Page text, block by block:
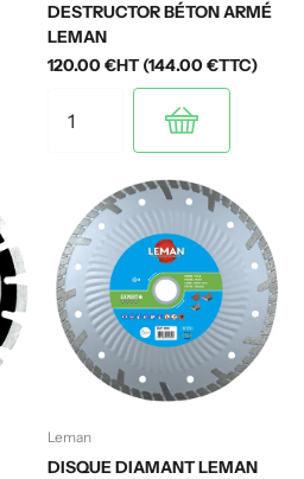
DESTRUCTOR BÉTON ARMÉ
LEMAN
120.00 €HT (144.00 €TTC)
Leman
DISQUE DIAMANT LEMAN